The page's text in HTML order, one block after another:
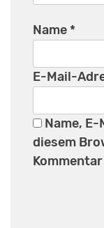
Name *
E-Mail-
Name,
diesem